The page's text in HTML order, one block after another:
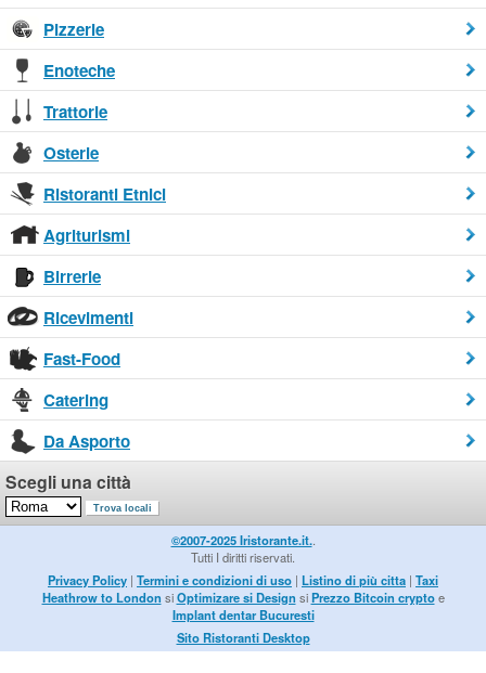
Pizzerie
Enoteche
Trattorie
Osterie
Ristoranti Etnici
Agriturismi
Birrerie
Ricevimenti
Fast-Food
Catering
Da Asporto
Scegli una città
©2007-2025 Iristorante.it..
Tutti I diritti riservati.
Privacy Policy | Termini e condizioni di uso | Listino di più citta | Taxi
Heathrow to London siOptimizare si Design siPrezzo Bitcoin cryptoe
Implant dentar Bucuresti
Sito Ristoranti Desktop